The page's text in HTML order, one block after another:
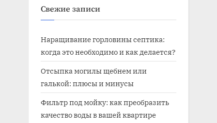
Свежие записи
Наращивание горловины септика:
когда это необходимо и как делается?
Отсыпка могилы щебнем или
галькой: плюсы и минусы
Фильтр под мойку: как преобразить
качество воды в вашей квартире